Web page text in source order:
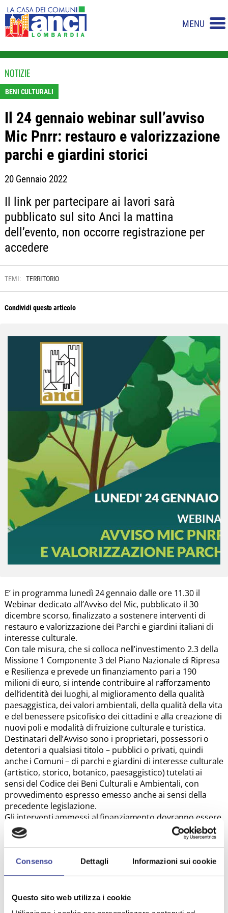
Consenso Dettagli Informazioni sui cookie
Questo sito web utilizza i cookie
MENU
NOTIZIE
BENI CULTURALI
Il 24 gennaio webinar sull’avviso
Mic Pnrr: restauro e valorizzazione
parchi e giardini storici
20 Gennaio 2022
Il link per partecipare ai lavori sarà
pubblicato sul sito Anci la mattina
dell’evento, non occorre registrazione per
accedere
TEMI: TERRITORIO
Condividi questo articolo
E’ in programma lunedì 24 gennaio dalle ore 11.30 il
Webinar dedicato all’Avviso del Mic, pubblicato il 30
dicembre scorso, finalizzato a sostenere interventi di
restauro e valorizzazione dei Parchi e giardini italiani di
interesse culturale.
Con tale misura, che si colloca nell’investimento 2.3 della
Missione 1 Componente 3 del Piano Nazionale di Ripresa
e Resilienza e prevede un finanziamento pari a 190
milioni di euro, si intende contribuire al rafforzamento
dell’identità dei luoghi, al miglioramento della qualità
paesaggistica, dei valori ambientali, della qualità della vita
e del benessere psicofisico dei cittadini e alla creazione di
nuovi poli e modalità di fruizione culturale e turistica.
Destinatari dell’Avviso sono i proprietari, possessori o
detentori a qualsiasi titolo – pubblici o privati, quindi
anche i Comuni – di parchi e giardini di interesse culturale
(artistico, storico, botanico, paesaggistico) tutelati ai
sensi del Codice dei Beni Culturali e Ambientali, con
provvedimento espresso emesso anche ai sensi della
precedente legislazione.
Gli interventi ammessi al finanziamento dovranno essere
altamente significativi, idonei a generare un tangibile
miglioramento delle condizioni di conservazione del
bene, nonché un positivo ed elevato impatto sulla
promozione dello sviluppo culturale, scientifico,
ambientale, educativo, economico e sociale.
15 marzo 2022.